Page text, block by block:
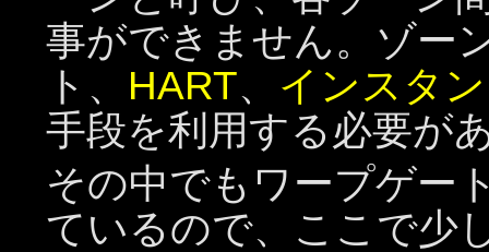
事ができません。ゾー
ト、 HART、 インスタ
手段を利用する必要が
その中でもワープゲー
ているので、ここで少